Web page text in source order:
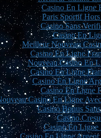
Casino En Ligne
Paris Sportif
Casino Sans
Casino En
Meilleur Nouveau
Casino En Ligne
Nouveau Casino En
Casino En Ligne
Casino En Ligne
Casino En Ligne
Casino En Ligne
Casino Bonus
Casino
Casino En Ligne